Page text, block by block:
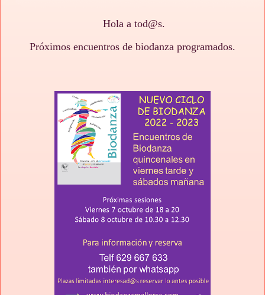
Hola a tod@s.
Próximos encuentros de biodanza programados.